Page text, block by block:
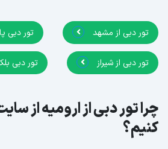
تور دبی از مشهد تور دبی
تور دبی از شیراز تور دبی
چرا تور دبی از ارومیه از
کنیم؟